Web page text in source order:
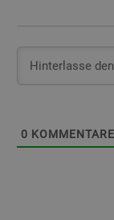
0 KOMMENTARE